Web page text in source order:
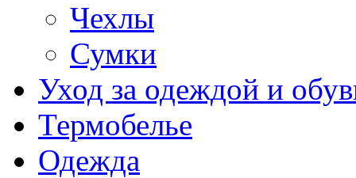
Чехлы
Сумки
Уход за одеждой и
Термобелье
Одежда